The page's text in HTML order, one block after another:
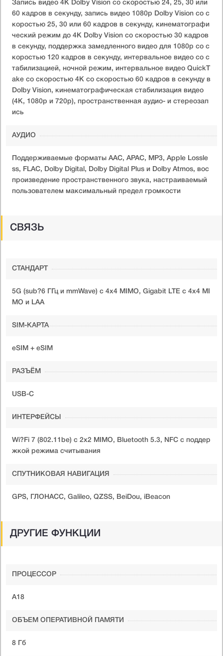
Запись видео 4K Dolby Vision со скоростью 24, 25, 30 или
60 кадров в секунду, запись видео 1080p Dolby Vision со с
коростью 25, 30 или 60 кадров в секунду, кинематографи
ческий режим до 4K Dolby Vision со скоростью 30 кадров
в секунду, поддержка замедленного видео для 1080p со с
коростью 120 кадров в секунду, интервальное видео со с
табилизацией, ночной режим, интервальное видео QuickT
ake со скоростью 4K со скоростью 60 кадров в секунду в
Dolby Vision, кинематографическая стабилизация видео
(4K, 1080p и 720p), пространственная аудио- и стереозап
ись
АУДИО
Поддерживаемые форматы AAC, APAC, MP3, Apple Lossle
ss, FLAC, Dolby Digital, Dolby Digital Plus и Dolby Atmos, вос
произведение пространственного звука, настраиваемый
пользователем максимальный предел громкости
СВЯЗЬ
СТАНДАРТ
5G (sub?6 ГГц и mmWave) с 4x4 MIMO, Gigabit LTE с 4x4 MI
MO и LAA
SIM-КАРТА
eSIM + eSIM
РАЗЪЁМ
USB-C
ИНТЕРФЕЙСЫ
Wi?Fi 7 (802.11be) с 2x2 MIMO, Bluetooth 5.3, NFC с поддер
жкой режима считывания
СПУТНИКОВАЯ НАВИГАЦИЯ
GPS, ГЛОНАСС, Galileo, QZSS, BeiDou, iBeacon
ДРУГИЕ ФУНКЦИИ
ПРОЦЕССОР
A18
ОБЪЕМ ОПЕРАТИВНОЙ ПАМЯТИ
8 Гб